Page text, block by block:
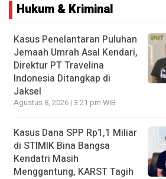
Hukum & Kriminal
Kasus Penelantaran Puluhan
Jemaah Umrah Asal Kendari,
Direktur PT Travelina
Indonesia Ditangkap di
Jaksel
Agustus 8, 2026 | 3:21 pm WIB
Kasus Dana SPP Rp1,1 Miliar
di STIMIK Bina Bangsa
Kendatri Masih
Menggantung, KARST Tagih